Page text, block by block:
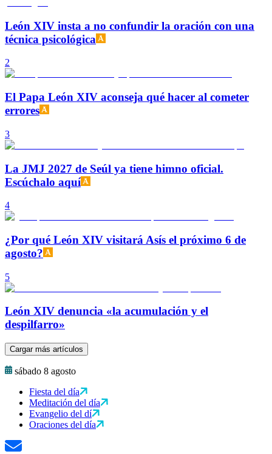
León XIV insta a no confundir la oración con una
técnica psicológica
2
El Papa León XIV aconseja qué hacer al cometer
errores
3
La JMJ 2027 de Seúl ya tiene himno oficial.
Escúchalo aquí
4
¿Por qué León XIV visitará Asís el próximo 6 de
agosto?
5
León XIV denuncia «la acumulación y el
despilfarro»
Cargar más artículos
sábado 8 agosto
Fiesta del día
Meditación del día
Evangelio del dí
Oraciones del día